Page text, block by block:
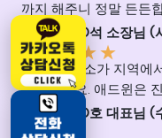
까지 해주니 정말 든든
고O석 소장님
★★★ ★★
“우리 정비소가 지역에
남다르네요. 애드윈은
장O호 대표님